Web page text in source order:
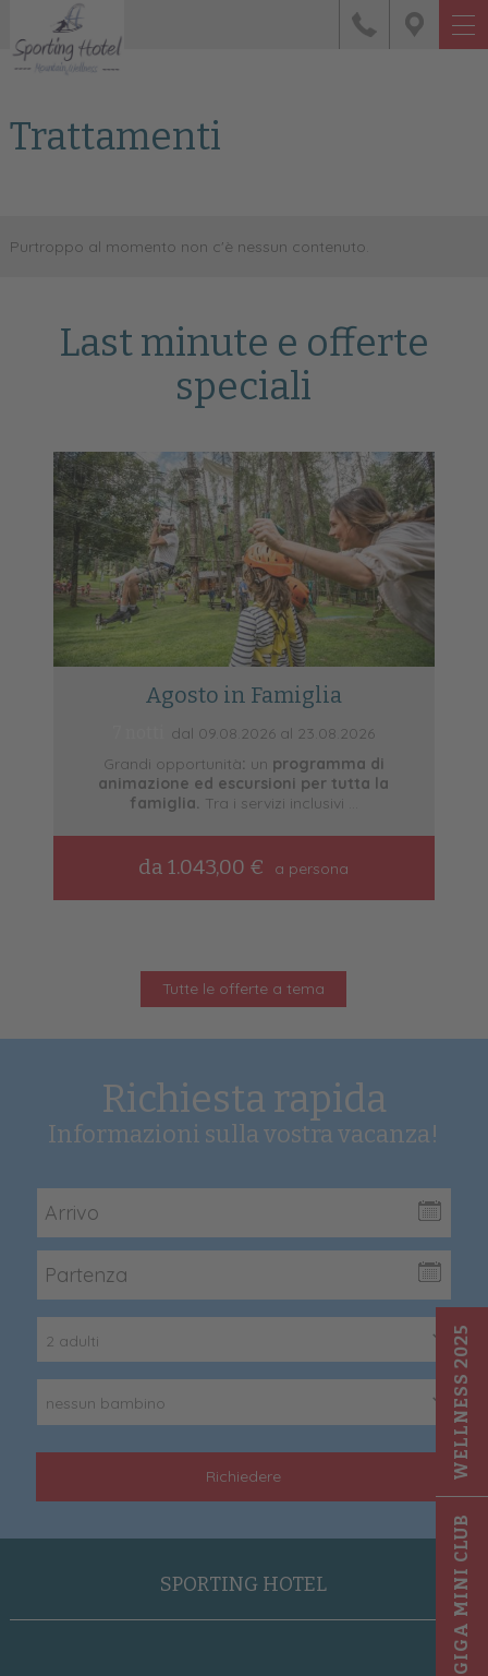
GIGA MINI CLUB
WELLNESS 2025
Trattamenti
Purtroppo al momento non c'è nessun contenuto.
Last minute e offerte
speciali
Agosto in Famiglia
dal 09.08.2026 al 23.08.2026
Grandi opportunità: un programma di
animazione ed escursioni per tutta la
famiglia. Tra i servizi inclusivi ...
da 1.043,00 € a persona
Tutte le offerte a tema
Richiesta rapida
Informazioni sulla vostra vacanza!
2 adulti
nessun bambino
Richiedere
SPORTING HOTEL